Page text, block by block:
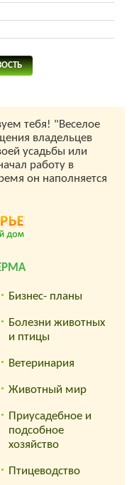
тебя! "Веселое
владельцев
усадьбы или
работу в
он наполняется
Бизнес- планы
Болезни животных
и птицы
Ветеринария
Животный мир
Приусадебное и
подсобное
хозяйство
Птицеводство